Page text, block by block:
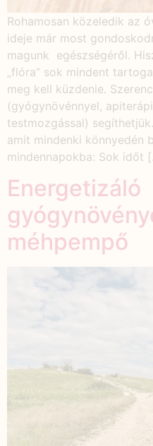
Rohamosan közeledik az
ideje már most
magunk egészségéről.
„flóra” sok mindent
meg kell küzdenie.
(gyógynövénnyel,
testmozgással)
amit mindenki könnyedén
mindennapokba: Sok időt
Energetizáló
méhpempő